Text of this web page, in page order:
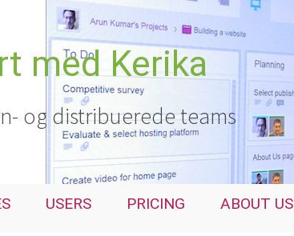
med Kerika
og distribuerede teams
USERS PRICING ABOUT US